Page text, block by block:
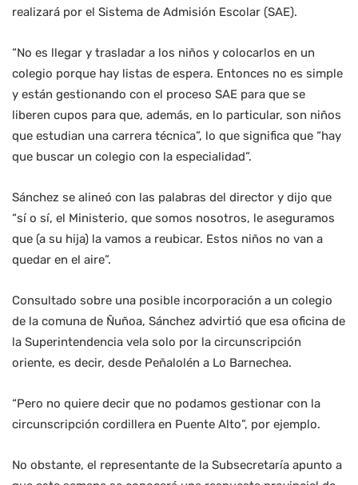
A post shared by Liceo comercial ñuñoa (@liceocomercialnunoaoficial)
realizará por el Sistema de Admisión Escolar (SAE).
“No es llegar y trasladar a los niños y colocarlos en un
colegio porque hay listas de espera. Entonces no es simple
y están gestionando con el proceso SAE para que se
liberen cupos para que, además, en lo particular, son niños
que estudian una carrera técnica”, lo que significa que “hay
que buscar un colegio con la especialidad”.
Sánchez se alineó con las palabras del director y dijo que
“sí o sí, el Ministerio, que somos nosotros, le aseguramos
que (a su hija) la vamos a reubicar. Estos niños no van a
quedar en el aire”.
Consultado sobre una posible incorporación a un colegio
de la comuna de Ñuñoa, Sánchez advirtió que esa oficina de
la Superintendencia vela solo por la circunscripción
oriente, es decir, desde Peñalolén a Lo Barnechea.
“Pero no quiere decir que no podamos gestionar con la
circunscripción cordillera en Puente Alto”, por ejemplo.
No obstante, el representante de la Subsecretaría apunto a